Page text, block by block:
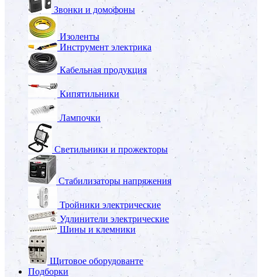
Звонки и домофоны
Изоленты
Инструмент электрика
Кабельная продукция
Кипятильники
Лампочки
Светильники и прожекторы
Стабилизаторы напряжения
Тройники электрические
Удлинители электрические
Шины и клемники
Щитовое оборудованте
Подборки